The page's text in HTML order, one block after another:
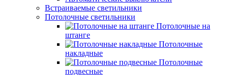
Встраиваемые светильники
Потолочные светильники
Потолочные на
штанге
Потолочные
накладные
Потолочные
подвесные